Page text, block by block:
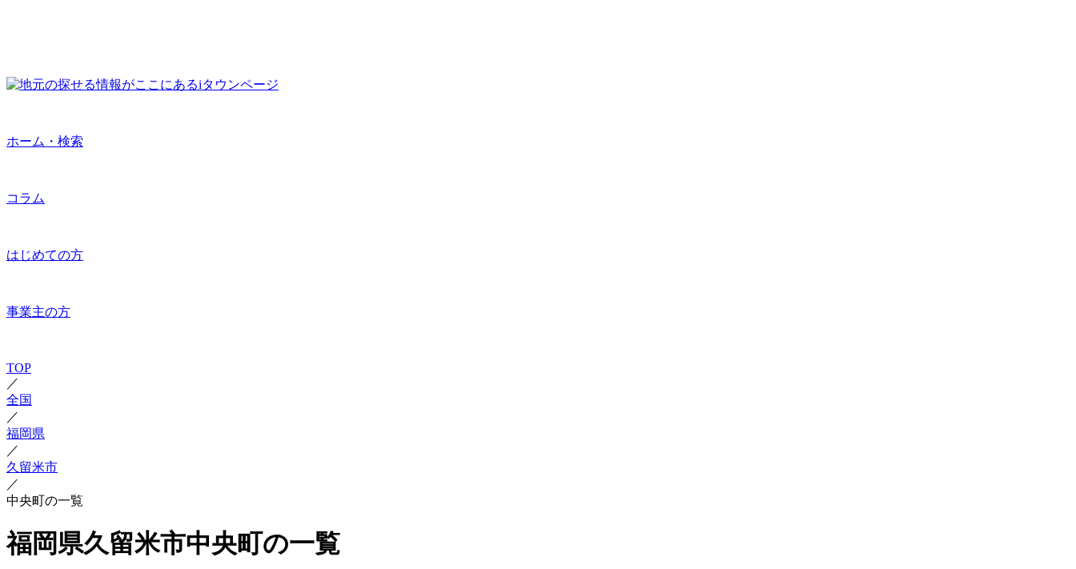
ホーム・検索
コラム
はじめての方
事業主の方
TOP
／
全国
／
福岡県
／
久留米市
／
中央町の一覧
福岡県久留米市中央町の一覧